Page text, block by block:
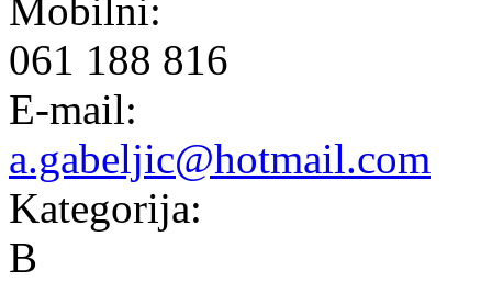
Mobilni:
061 188 816
E-mail:
a.gabeljic@hotmail.com
Kategorija:
B